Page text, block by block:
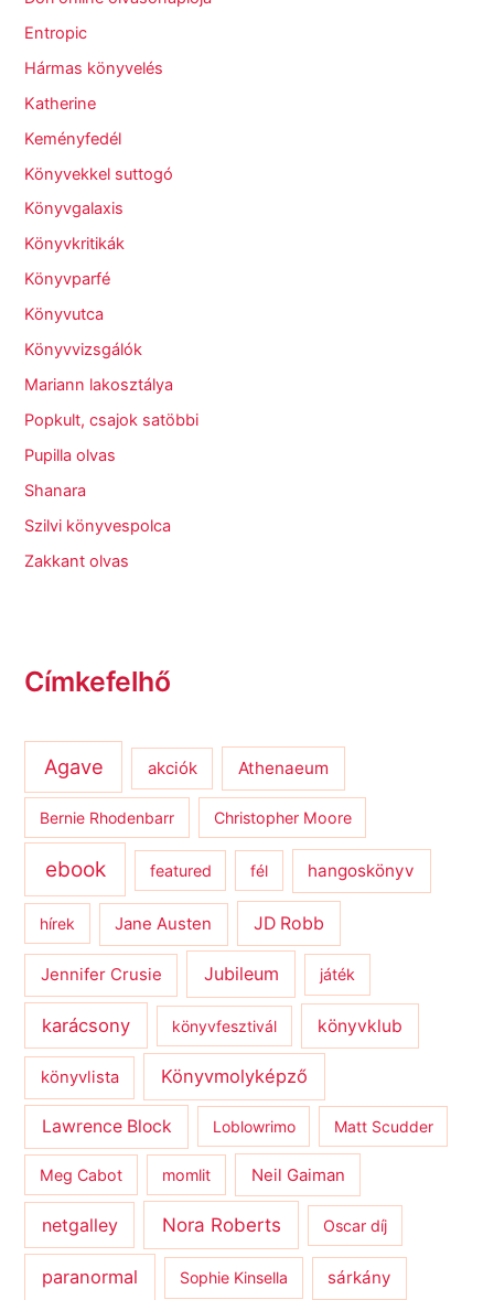
Entropic
Hármas könyvelés
Katherine
Keményfedél
Könyvekkel suttogó
Könyvgalaxis
Könyvkritikák
Könyvparfé
Könyvutca
Könyvvizsgálók
Mariann lakosztálya
Popkult, csajok satöbbi
Pupilla olvas
Shanara
Szilvi könyvespolca
Zakkant olvas
Címkefelhő
Agave akciók Athenaeum
Bernie Rhodenbarr Christopher Moore
ebook featured fél hangoskönyv
hírek Jane Austen JD Robb
Jennifer Crusie Jubileum játék
karácsony könyvfesztivál könyvklub
könyvlista Könyvmolyképző
Lawrence Block Loblowrimo Matt Scudder
Meg Cabot momlit Neil Gaiman
netgalley Nora Roberts Oscar díj
paranormal Sophie Kinsella sárkány